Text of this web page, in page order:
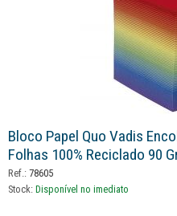
Bloco Papel Quo Vadis
Folhas 100% Reciclado 90
Ref.: 78605
Stock: Disponível no imediato